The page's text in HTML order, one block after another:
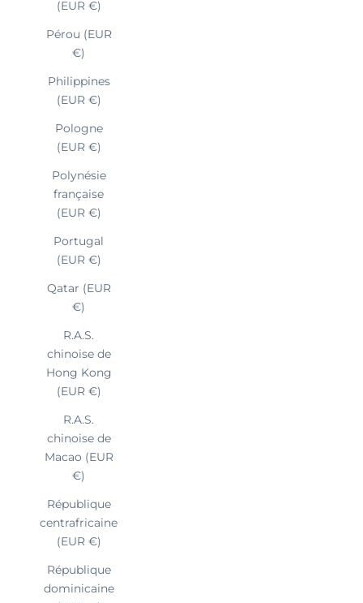
(EUR €)
Pérou (EUR
€)
Philippines
(EUR €)
Pologne
(EUR €)
Polynésie
française
(EUR €)
Portugal
(EUR €)
Qatar (EUR
€)
R.A.S.
chinoise de
Hong Kong
(EUR €)
R.A.S.
chinoise de
Macao (EUR
€)
République
centrafricaine
(EUR €)
République
dominicaine